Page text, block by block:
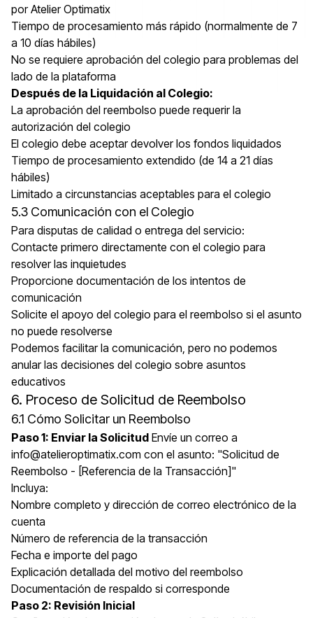
por Atelier Optimatix
Tiempo de procesamiento más rápido (normalmente de 7
a 10 días hábiles)
No se requiere aprobación del colegio para problemas del
lado de la plataforma
Después de la Liquidación al Colegio:
La aprobación del reembolso puede requerir la
autorización del colegio
El colegio debe aceptar devolver los fondos liquidados
Tiempo de procesamiento extendido (de 14 a 21 días
hábiles)
Limitado a circunstancias aceptables para el colegio
5.3 Comunicación con el Colegio
Para disputas de calidad o entrega del servicio:
Contacte primero directamente con el colegio para
resolver las inquietudes
Proporcione documentación de los intentos de
comunicación
Solicite el apoyo del colegio para el reembolso si el asunto
no puede resolverse
Podemos facilitar la comunicación, pero no podemos
anular las decisiones del colegio sobre asuntos
educativos
6. Proceso de Solicitud de Reembolso
6.1 Cómo Solicitar un Reembolso
Paso 1: Enviar la Solicitud Envíe un correo a
info@atelieroptimatix.com con el asunto: "Solicitud de
Reembolso - [Referencia de la Transacción]"
Incluya:
Nombre completo y dirección de correo electrónico de la
cuenta
Número de referencia de la transacción
Fecha e importe del pago
Explicación detallada del motivo del reembolso
Documentación de respaldo si corresponde
Paso 2: Revisión Inicial